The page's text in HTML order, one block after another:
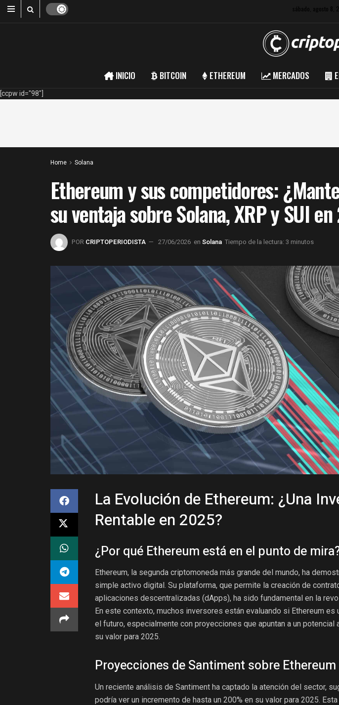
sábado, agosto 8,
INICIO BITCOIN ETHEREUM MERCADOS
[ccpw id="98"]
Home Solana
Ethereum y sus competidores:
su ventaja sobre Solana, XRP y SUI
POR CRIPTOPERIODISTA 27/06/2026 en Solana Tiempo de la lectura: 3 minutos
La Evolución de Ethereum: ¿Una
Rentable en 2025?
¿Por qué Ethereum está en el punto de
Ethereum, la segunda criptomoneda más grande del mundo, ha
simple activo digital. Su plataforma, que permite la creación de
aplicaciones descentralizadas (dApps), ha sido fundamental en la
En este contexto, muchos inversores están evaluando si Ethereum es
el futuro, especialmente con proyecciones que apuntan a un potencial
su valor para 2025.
Proyecciones de Santiment sobre Ethereum
Un reciente análisis de Santiment ha captado la atención del sector,
podría ver un incremento de hasta un 200% en su valor para 2025.